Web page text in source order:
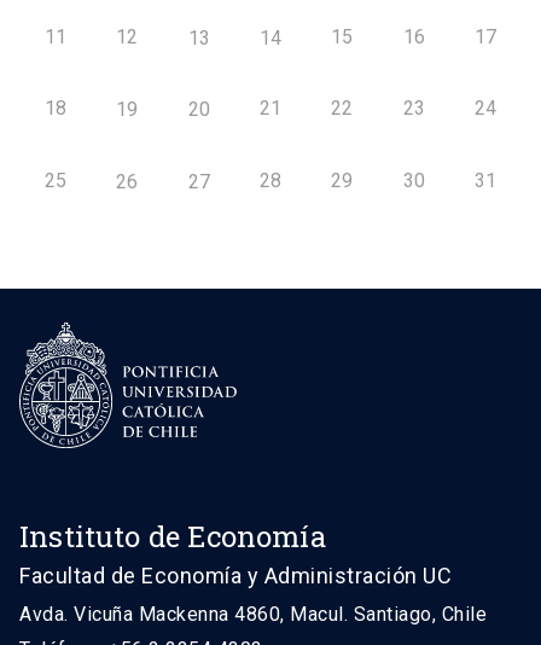
11 12 13 14 15 16 17
18 19 20 21 22 23 24
25 26 27 28 29 30 31
Instituto de Economía
Facultad de Economía y Administración UC
Avda. Vicuña Mackenna 4860, Macul. Santiago, Chile